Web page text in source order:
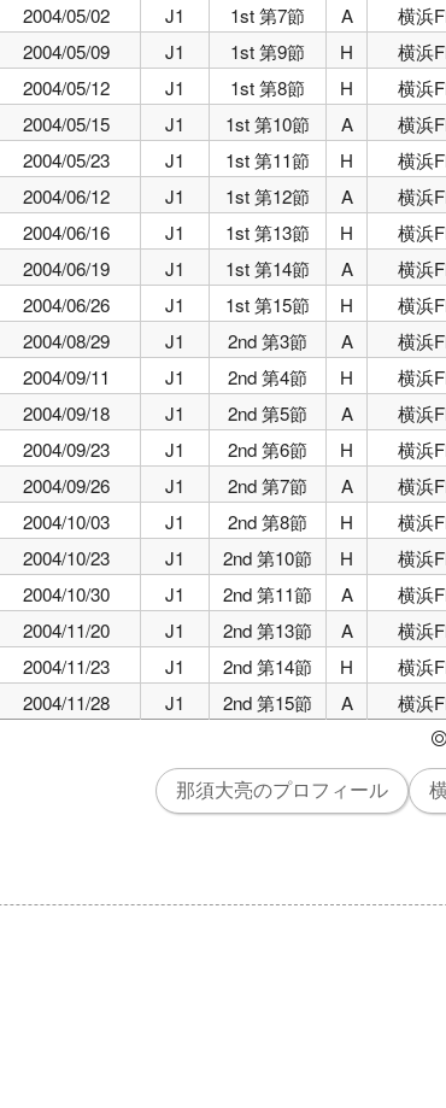
2004/05/02
J1 1st 第7節 A 横浜
2004/05/09
J1 1st 第9節 H 横浜
2004/05/12
J1 1st 第8節 H 横浜
2004/05/15
J1 1st 第10節 A 横浜
2004/05/23
J1 1st 第11節 H 横浜
2004/06/12
J1 1st 第12節 A 横浜
2004/06/16
J1 1st 第13節 H 横浜
2004/06/19
J1 1st 第14節 A 横浜
2004/06/26
J1 1st 第15節 H 横浜
2004/08/29
J1 2nd 第3節 A 横浜
2004/09/11
J1 2nd 第4節 H 横浜
2004/09/18
J1 2nd 第5節 A 横浜
2004/09/23
J1 2nd 第6節 H 横浜
2004/09/26
J1 2nd 第7節 A 横浜
2004/10/03
J1 2nd 第8節 H 横浜
2004/10/23
J1 2nd 第10節 H 横浜
2004/10/30
J1 2nd 第11節 A 横浜
2004/11/20
J1 2nd 第13節 A 横浜
2004/11/23
J1 2nd 第14節 H 横浜
2004/11/28
J1 2nd 第15節 A 横浜
◎
那須大亮のプロフィール